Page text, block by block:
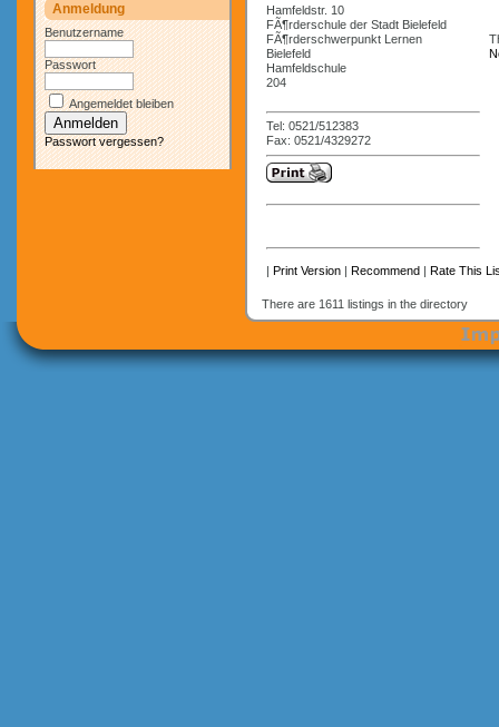
Anmeldung
Benutzername
Passwort
Angemeldet bleiben
Passwort vergessen?
Hamfeldstr. 10
FÃ¶rderschule der Stadt Bielefeld
FÃ¶rderschwerpunkt Lernen
Bielefeld
Hamfeldschule
204
Tel: 0521/512383
Fax: 0521/4329272
| Print Version | Recommend | Rate This
There are 1611 listings in the directory